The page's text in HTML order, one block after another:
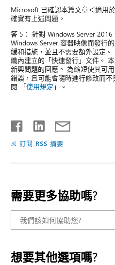
Microsoft 已確認本篇文章＜適用
確實有上述問題。
答 5： 針對 Windows Server
Windows Server 容器映像而發行
緩和措施，並且不需要額外設定
織內建立的「快速發行」文件。
新興問題的回應。 為縮短使其可
錯誤，且可能會隨時進行修改而
閱 「使用規定 」。
訂閱 RSS 摘要
需要更多協助嗎?
想要其他選項嗎?